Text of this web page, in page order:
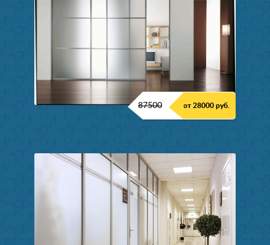
87500 от 28000 руб.